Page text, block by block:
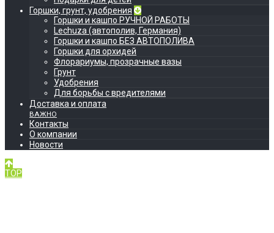
Горшки, грунт, удобрения
Горшки и кашпо РУЧНОЙ РАБОТЫ
Lechuza (автополив, Германия)
Горшки и кашпо БЕЗ АВТОПОЛИВА
Горшки для орхидей
Флорариумы, прозрачные вазы
Грунт
Удобрения
Для борьбы с вредителями
Доставка и оплата
ВАЖНО
Контакты
О компании
Новости
TOP